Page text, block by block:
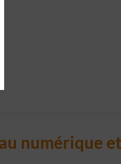
numérique